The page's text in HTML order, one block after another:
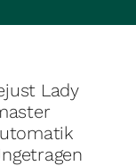
Lady